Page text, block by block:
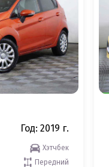
Год: 2019 г.
Хэтчбек
Передний